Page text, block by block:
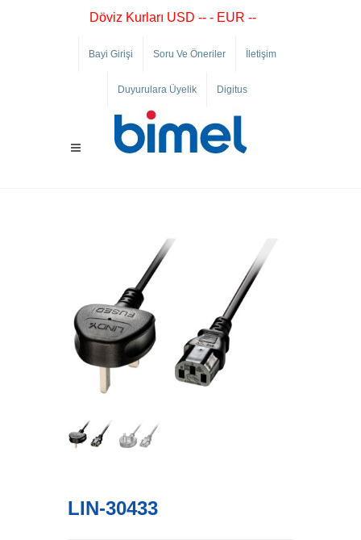
Döviz Kurları USD -- - EUR --
Bayi Girişi Soru Ve Öneriler İletişim
Duyurulara Üyelik Digitus
LIN-30433